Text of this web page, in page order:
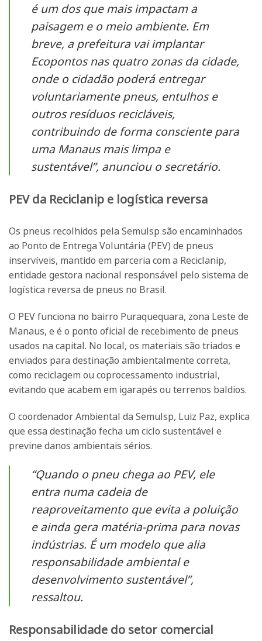
é um dos que mais impactam a
paisagem e o meio ambiente. Em
breve, a prefeitura vai implantar
Ecopontos nas quatro zonas da cidade,
onde o cidadão poderá entregar
voluntariamente pneus, entulhos e
outros resíduos recicláveis,
contribuindo de forma consciente para
uma Manaus mais limpa e
sustentável”, anunciou o secretário.
PEV da Reciclanip e logística reversa
Os pneus recolhidos pela Semulsp são encaminhados
ao Ponto de Entrega Voluntária (PEV) de pneus
inservíveis, mantido em parceria com a Reciclanip,
entidade gestora nacional responsável pelo sistema de
logística reversa de pneus no Brasil.
O PEV funciona no bairro Puraquequara, zona Leste de
Manaus, e é o ponto oficial de recebimento de pneus
usados na capital. No local, os materiais são triados e
enviados para destinação ambientalmente correta,
como reciclagem ou coprocessamento industrial,
evitando que acabem em igarapés ou terrenos baldios.
O coordenador Ambiental da Semulsp, Luiz Paz, explica
que essa destinação fecha um ciclo sustentável e
previne danos ambientais sérios.
“Quando o pneu chega ao PEV, ele
entra numa cadeia de
reaproveitamento que evita a poluição
e ainda gera matéria-prima para novas
indústrias. É um modelo que alia
responsabilidade ambiental e
desenvolvimento sustentável”,
ressaltou.
Responsabilidade do setor comercial